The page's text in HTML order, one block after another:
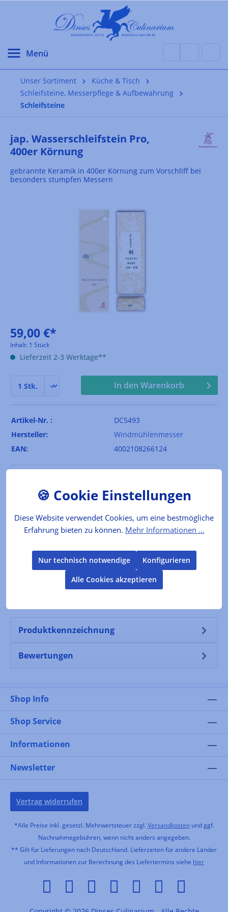
Unser Sortiment
Küche & Tisch
Schleifsteine, Messerpflege & Aufbewahrung
Schleifsteine
jap. Wasserschleifstein Pro,
400er Körnung
gebrannte Keramik in 400er Körnung zum Vorschliff bei
besonders stumpfen Messern
59,00 €*
Inhalt: 1 Stück
Lieferzeit 2-3 Werktage**
In den Warenkorb
Artikel-Nr. :
DC5493
Hersteller:
Windmühlenmesser
EAN:
4002108266124
Die recht grobe 400er Körnung kommt bei
besonders stumpfen oder ausgebrochenen
Klingen zum Einsatz. Anschließend sollte mit…
Mehr
Der Produzent
Folgende Infos zum Hersteller sind verfübar...
Produktkennzeichnung
Bewertungen
Shop Info
Shop Service
Informationen
Newsletter
Vertrag widerrufen
*Alle Preise inkl. gesetzl. Mehrwertsteuer zzgl. Versandkostenund ggf.
Nachnahmegebühren, wenn nicht anders angegeben.
** Gilt für Lieferungen nach Deutschland. Lieferzeiten für andere Länder
und Informationen zur Berechnung des Liefertermins siehe hier
Diese Website verwendet Cookies, um eine bestmögliche
Erfahrung bieten zu können. Mehr Informationen ...
Nur technisch notwendige
Konfigurieren
Alle Cookies akzeptieren